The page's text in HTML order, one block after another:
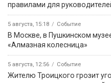
правилами для
5 августа, 15:18 Событие
В Москве, в Пушкинском
«Алмазная колесница»
5 августа, 12:56 Событие
Жителю Троицкого грозит